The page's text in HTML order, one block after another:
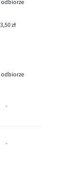
odbiorze
zł
odbiorze
-
-